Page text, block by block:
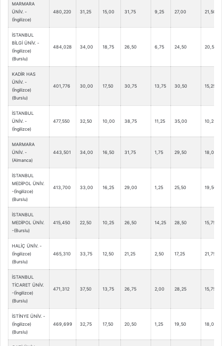
MARMARA
ÜNİV. -
(İngilizce)
480,220 31,25 15,00 31,75 9,25 27,00 21,50
İSTANBUL
BİLGİ ÜNİV. -
(İngilizce)
(Burslu)
484,028 34,00 18,75 26,50 6,75 24,50 20,50
KADİR HAS
ÜNİV. -
(İngilizce)
(Burslu)
401,776 30,00 17,50 30,75 13,75 30,50 15,25
İSTANBUL
ÜNİV. -
(İngilizce)
477,550 32,50 10,00 38,75 11,25 35,00 10,25
MARMARA
ÜNİV. -
(Almanca)
443,501 34,00 16,50 31,75 1,75 29,50 18,00
İSTANBUL
MEDİPOL ÜNİV.
-(İngilizce)
(Burslu)
413,700 33,00 16,25 29,00 1,25 25,50 19,50
İSTANBUL
MEDİPOL ÜNİV.
-(Burslu)
415,450 22,50 10,25 26,50 14,25 28,50 15,75
HALİÇ ÜNİV. -
(İngilizce)
(Burslu)
465,310 33,75 12,50 21,25 2,50 17,25 21,75
İSTANBUL
TİCARET ÜNİV.
-(İngilizce)
(Burslu)
471,312 37,50 13,75 26,75 2,00 28,25 15,75
İSTİNYE ÜNİV. -
(İngilizce)
(Burslu)
469,699 32,75 17,50 20,50 1,25 19,50 18,00